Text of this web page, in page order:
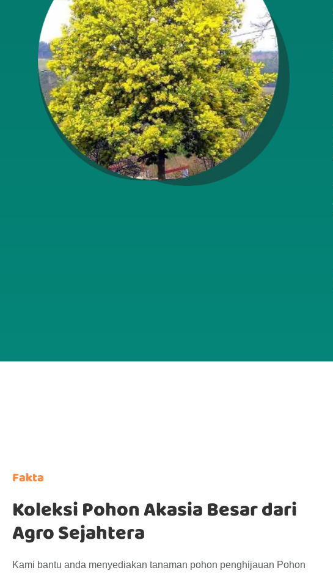
Fakta
Koleksi Pohon Akasia Besar dari
Agro Sejahtera
Kami bantu anda menyediakan tanaman pohon penghijauan Pohon